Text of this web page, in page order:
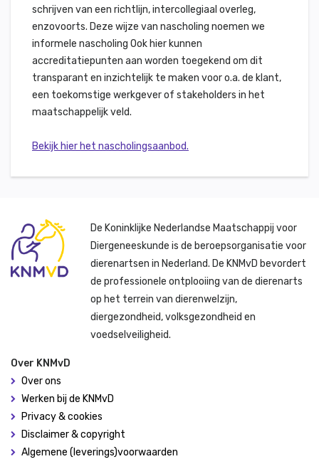
schrijven van een richtlijn, intercollegiaal overleg,
enzovoorts. Deze wijze van nascholing noemen we
informele nascholing Ook hier kunnen
accreditatiepunten aan worden toegekend om dit
transparant en inzichtelijk te maken voor o.a. de klant,
een toekomstige werkgever of stakeholders in het
maatschappelijk veld.
Bekijk hier het nascholingsaanbod.
De Koninklijke Nederlandse Maatschappij voor
Diergeneeskunde is de beroepsorganisatie voor
dierenartsen in Nederland. De KNMvD bevordert
de professionele ontplooiing van de dierenarts
op het terrein van dierenwelzijn,
diergezondheid, volksgezondheid en
voedselveiligheid.
Over KNMvD
Over ons
Werken bij de KNMvD
Privacy & cookies
Disclaimer & copyright
Algemene (leverings)voorwaarden